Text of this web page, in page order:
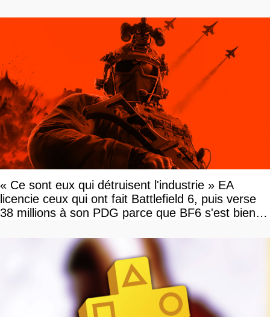
« Ce sont eux qui détruisent l'industrie » EA
licencie ceux qui ont fait Battlefield 6, puis verse
38 millions à son PDG parce que BF6 s'est bien